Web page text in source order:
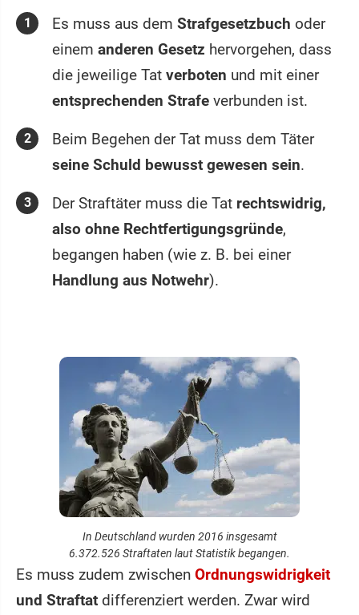
Es muss aus dem Strafgesetzbuch oder
einem anderen Gesetz hervorgehen, dass
die jeweilige Tat verboten und mit einer
entsprechenden Strafe verbunden ist.
Beim Begehen der Tat muss dem Täter
seine Schuld bewusst gewesen sein.
Der Straftäter muss die Tat rechtswidrig,
also ohne Rechtfertigungsgründe,
begangen haben (wie z. B. bei einer
Handlung aus Notwehr).
In Deutschland wurden 2016 insgesamt
6.372.526 Straftaten laut Statistik begangen.
Es muss zudem zwischen Ordnungswidrigkeit
und Straftat differenziert werden. Zwar wird